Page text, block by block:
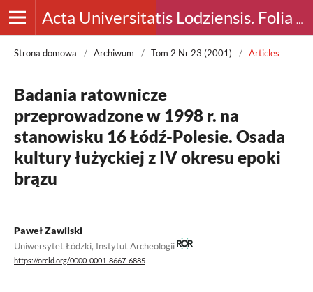
Acta Universitatis Lodziensis. Folia Archaeologica
Strona domowa / Archiwum / Tom 2 Nr 23 (2001) / Articles
Badania ratownicze
przeprowadzone w 1998 r. na
stanowisku 16 Łódź-Polesie. Osada
kultury łużyckiej z IV okresu epoki
brązu
Paweł Zawilski
Uniwersytet Łódzki, Instytut Archeologii
https://orcid.org/0000-0001-8667-6885